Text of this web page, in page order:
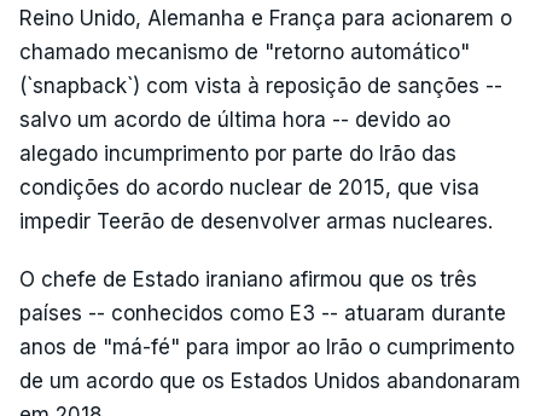
Reino Unido, Alemanha e França para acionarem o
chamado mecanismo de "retorno automático"
(`snapback`) com vista à reposição de sanções --
salvo um acordo de última hora -- devido ao
alegado incumprimento por parte do Irão das
condições do acordo nuclear de 2015, que visa
impedir Teerão de desenvolver armas nucleares.
O chefe de Estado iraniano afirmou que os três
países -- conhecidos como E3 -- atuaram durante
anos de "má-fé" para impor ao Irão o cumprimento
de um acordo que os Estados Unidos abandonaram